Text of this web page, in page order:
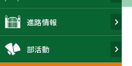
進路情報
部活動